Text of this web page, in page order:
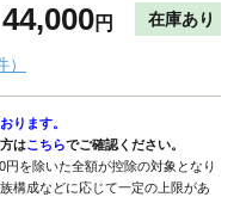
44,000円 在庫あり
）
ります。
はこちらでご確認ください。
を除いた全額が控除の対象となり
構成などに応じて一定の上限があ